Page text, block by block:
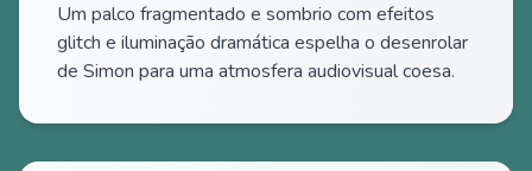
Um palco fragmentado e sombrio com efeitos
glitch e iluminação dramática espelha o desenrolar
de Simon para uma atmosfera audiovisual coesa.